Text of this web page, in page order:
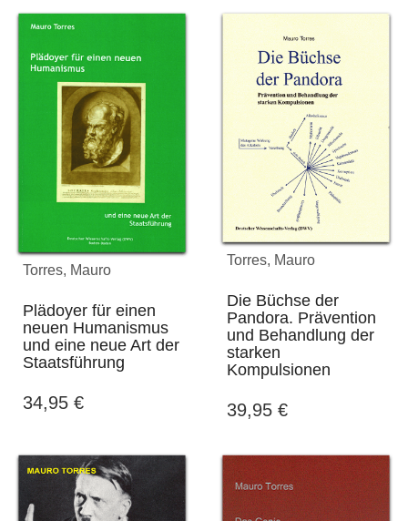
Torres, Mauro
Plädoyer für einen
neuen Humanismus
und eine neue Art der
Staatsführung
34,95 €
Torres, Mauro
Die Büchse der
Pandora. Prävention
und Behandlung der
starken
Kompulsionen
39,95 €